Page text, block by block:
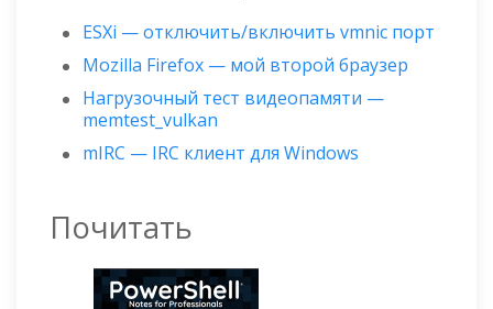
ESXi — отключить/включить vmnic порт
Mozilla Firefox — мой второй браузер
Нагрузочный тест видеопамяти —
memtest_vulkan
mIRC — IRC клиент для Windows
Почитать